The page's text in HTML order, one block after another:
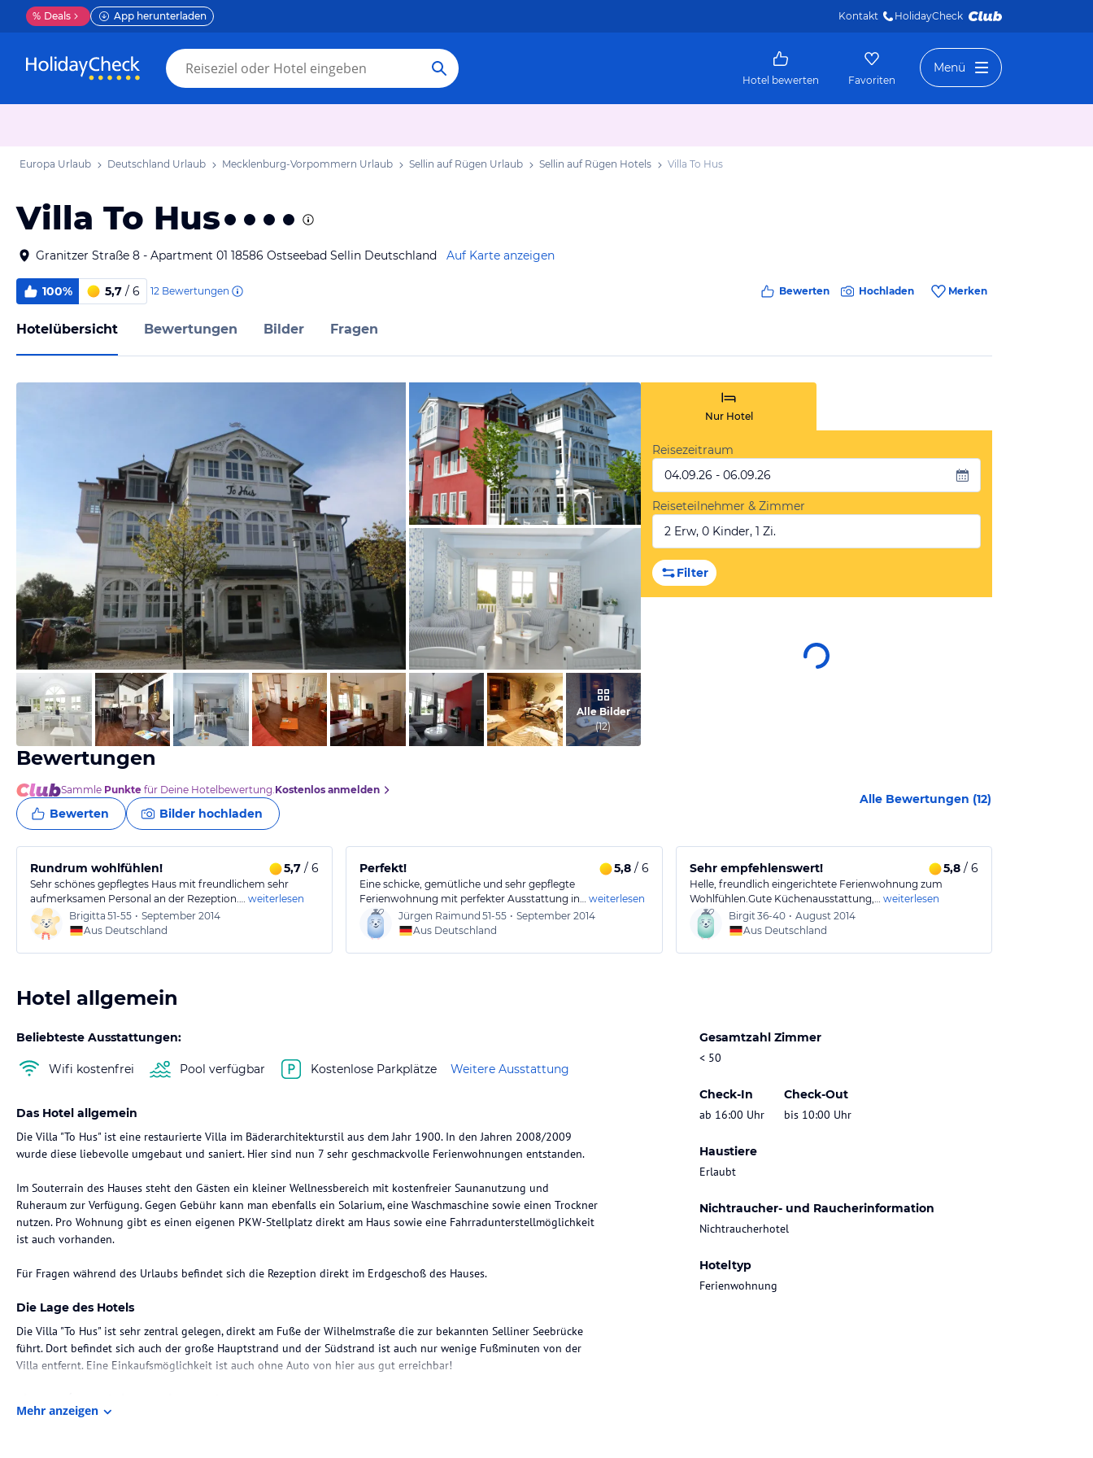
% Deals App herunterladen Kontakt HolidayCheck
Hotel bewerten Favoriten
Menü
Europa Urlaub Deutschland Urlaub Mecklenburg-Vorpommern Urlaub Sellin auf Rügen Urlaub Sellin auf Rügen Hotels Villa To Hus
Villa To Hus
Granitzer Straße 8 - Apartment 01 18586 Ostseebad Sellin Deutschland Auf Karte anzeigen
100% 5,7 / 6 12 Bewertungen Bewerten Hochladen Merken
Hotelübersicht Bewertungen Bilder Fragen
von Guido, September 2011
vom Hotelier, April 2013
vom Hotelier, September 2012Alle Bilder
(12)
Nur Hotel
Reisezeitraum
04.09.26 - 06.09.26
Reiseteilnehmer & Zimmer
2 Erw, 0 Kinder, 1 Zi.
Filter
Bewertungen
Sammle Punkte für Deine Hotelbewertung.Kostenlos anmelden
Bewerten Bilder hochladen
Alle Bewertungen (12)
Rundrum wohlfühlen! 5,7 / 6
Sehr schönes gepflegtes Haus mit freundlichem sehr
aufmerksamen Personal an der Rezeption.… weiterlesen
Brigitta 51-55 • September 2014
Aus Deutschland
Perfekt! 5,8/ 6
Eine schicke, gemütliche und sehr gepflegte
Ferienwohnung mit perfekter Ausstattung in… weiterlesen
Jürgen Raimund 51-55 • September 2014
Aus Deutschland
Sehr empfehlenswert! 5,8/ 6
Helle, freundlich eingerichtete Ferienwohnung zum
Wohlfühlen.Gute Küchenausstattung,… weiterlesen
Birgit36-40 • August 2014
Aus Deutschland
Hotel allgemein
Beliebteste Ausstattungen:
Wifi kostenfrei Pool verfügbar Kostenlose Parkplätze Weitere Ausstattung
Gesamtzahl Zimmer
< 50
Check-In
ab 16:00 Uhr
Check-Out
bis 10:00 Uhr
Haustiere
Erlaubt
Nichtraucher- und Raucherinformation
Nichtraucherhotel
Hoteltyp
Ferienwohnung
Das Hotel allgemein
Die Villa "To Hus" ist eine restaurierte Villa im Bäderarchitekturstil aus dem Jahr 1900. In den Jahren 2008/2009
wurde diese liebevolle umgebaut und saniert. Hier sind nun 7 sehr geschmackvolle Ferienwohnungen entstanden.
Im Souterrain des Hauses steht den Gästen ein kleiner Wellnessbereich mit kostenfreier Saunanutzung und
Ruheraum zur Verfügung. Gegen Gebühr kann man ebenfalls ein Solarium, eine Waschmaschine sowie einen Trockner
nutzen. Pro Wohnung gibt es einen eigenen PKW-Stellplatz direkt am Haus sowie eine Fahrradunterstellmöglichkeit
ist auch vorhanden.
Die Lage des Hotels
Die Villa "To Hus" ist sehr zentral gelegen, direkt am Fuße der Wilhelmstraße die zur bekannten Selliner Seebrücke
führt. Dort befindet sich auch der große Hauptstrand und der Südstrand ist auch nur wenige Fußminuten von der
Villa entfernt. Eine Einkaufsmöglichkeit ist auch ohne Auto von hier aus gut erreichbar!
Mehr anzeigen